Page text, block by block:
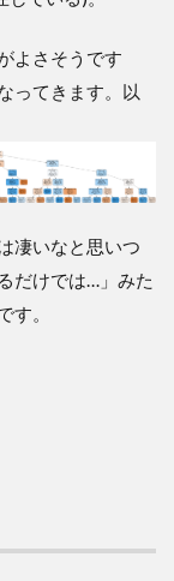
よさそうです
ってきます。以
凄いなと思いつ
だけでは…」みた
す。